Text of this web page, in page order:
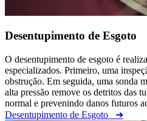
Desentupimento de Esgoto
O desentupimento de esgoto é
especializados. Primeiro, uma
obstrução. Em seguida, uma sonda
alta pressão remove os detritos das
normal e prevenindo danos futuros
Desentupimento de Esgoto ➜